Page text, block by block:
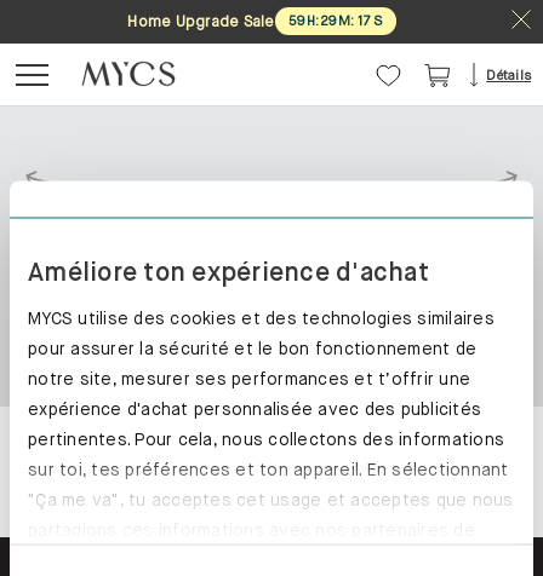
Améliore ton expérience d'achat
MYCS utilise des cookies et des technologies similaires
pour assurer la sécurité et le bon fonctionnement de
notre site, mesurer ses performances et t’offrir une
expérience d'achat personnalisée avec des publicités
pertinentes. Pour cela, nous collectons des informations
sur toi, tes préférences et ton appareil. En sélectionnant
"Ça me va", tu acceptes cet usage et acceptes que nous
Home Upgrade Sale 59H:29M: 16S
Home Upgrade Sale 59H:29M: 16S
Détails